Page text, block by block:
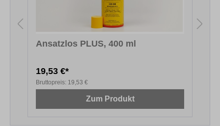
Ansatzlos PLUS, 400 ml
19,53 €*
Bruttopreis: 19,53 €
Zum Produkt